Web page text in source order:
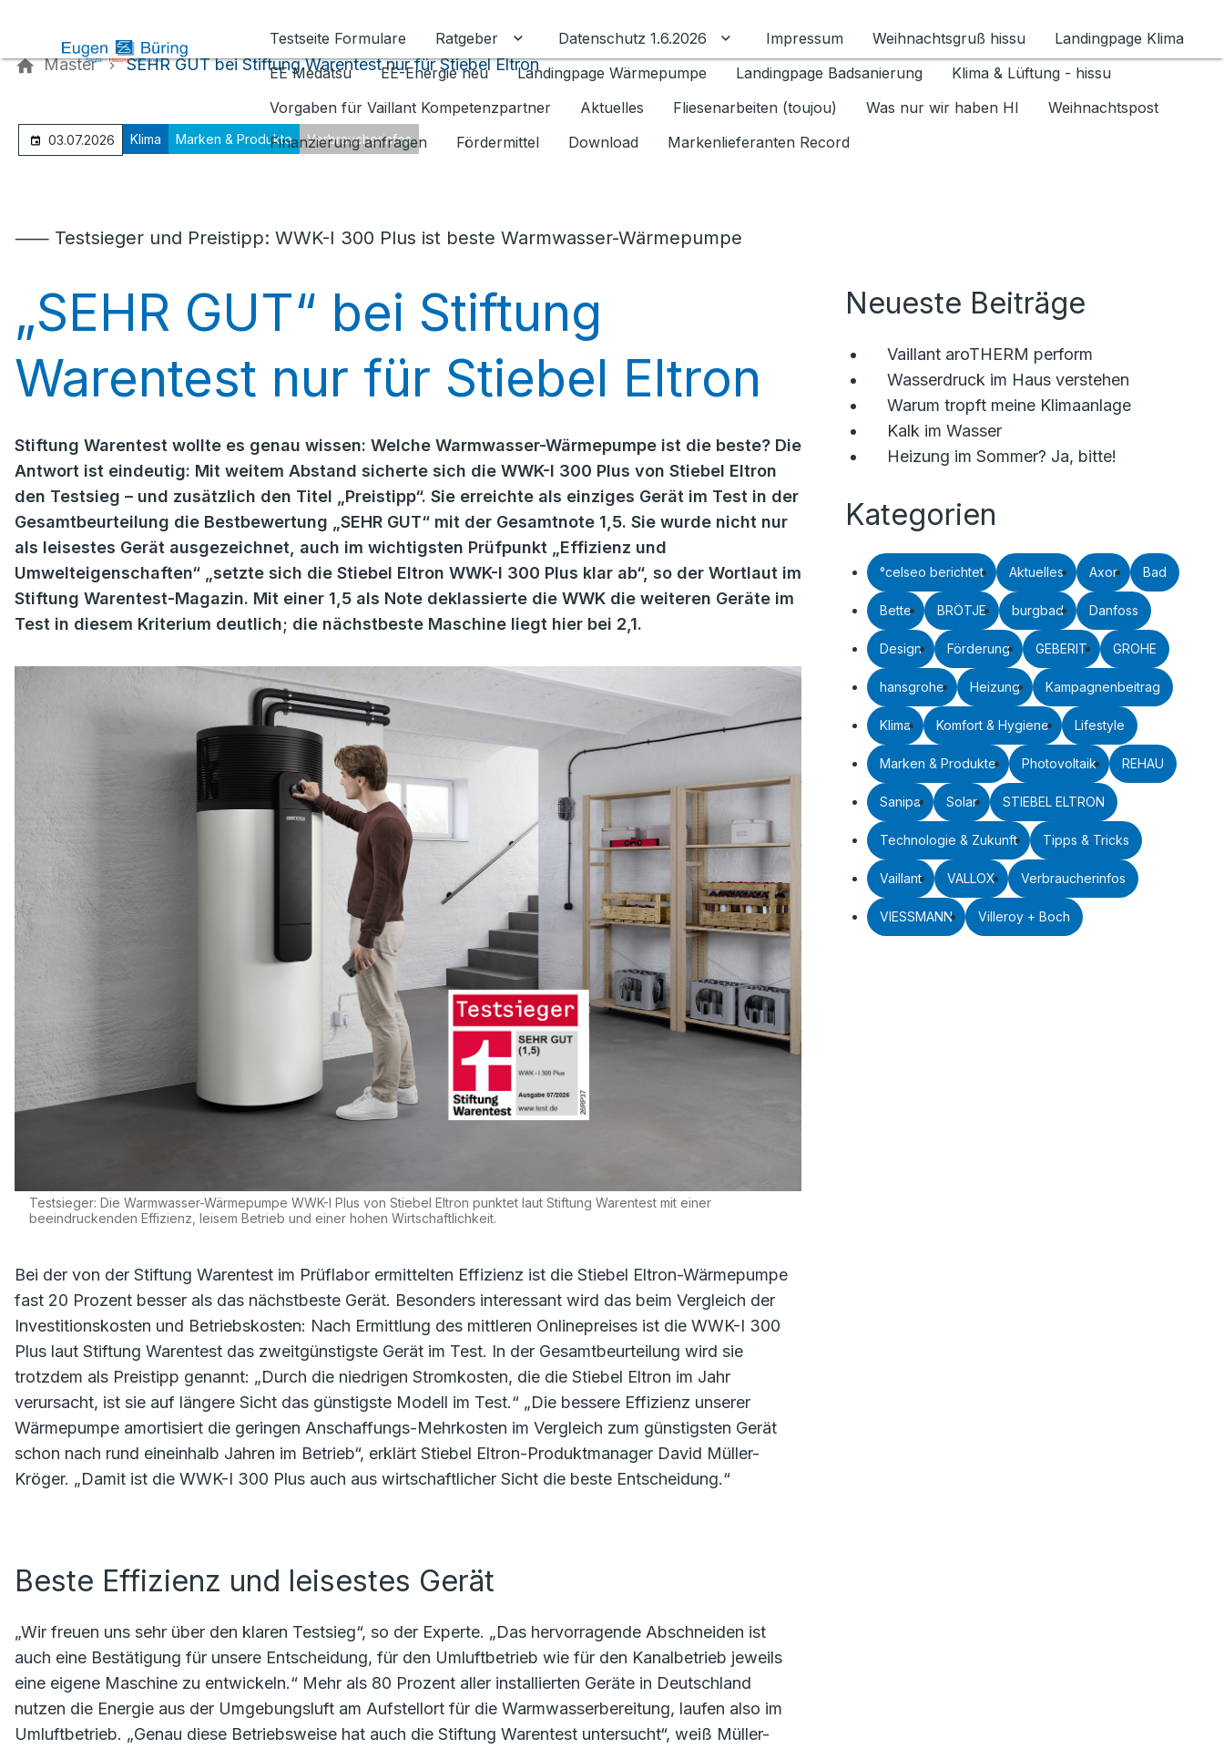
Testseite Formulare
Ratgeber Untermenü für Ratgeber umschalten
Datenschutz 1.6.2026 Untermenü für Datenschutz 1.6.2026 umschalten
Impressum Weihnachtsgruß hissu
Landingpage Klima
EE Medatsu
EE-Energie neu Landingpage Wärmepumpe Landingpage Badsanierung
Klima & Lüftung - hissu
Vorgaben für Vaillant Kompetenzpartner
Aktuelles Fliesenarbeiten (toujou) Was nur wir haben HI
Weihnachtspost
Finanzierung anfragen
Fördermittel Download Markenlieferanten Record
Master SEHR GUT bei Stiftung Warentest nur für Stiebel Eltron
03.07.2026 Klima Marken & Produkte Verbraucherinfos
⸺ Testsieger und Preistipp: WWK-I 300 Plus ist beste Warmwasser-Wärmepumpe
„SEHR GUT“ bei Stiftung
Warentest nur für Stiebel Eltron
Stiftung Warentest wollte es genau wissen: Welche Warmwasser-Wärmepumpe ist die beste? Die
Antwort ist eindeutig: Mit weitem Abstand sicherte sich die WWK-I 300 Plus von Stiebel Eltron
den Testsieg – und zusätzlich den Titel „Preistipp“. Sie erreichte als einziges Gerät im Test in der
Gesamtbeurteilung die Bestbewertung „SEHR GUT“ mit der Gesamtnote 1,5. Sie wurde nicht nur
als leisestes Gerät ausgezeichnet, auch im wichtigsten Prüfpunkt „Effizienz und
Umwelteigenschaften“ „setzte sich die Stiebel Eltron WWK-I 300 Plus klar ab“, so der Wortlaut im
Stiftung Warentest-Magazin. Mit einer 1,5 als Note deklassierte die WWK die weiteren Geräte im
Test in diesem Kriterium deutlich; die nächstbeste Maschine liegt hier bei 2,1.
Testsieger: Die Warmwasser-Wärmepumpe WWK-I Plus von Stiebel Eltron punktet laut Stiftung Warentest mit einer
beeindruckenden Effizienz, leisem Betrieb und einer hohen Wirtschaftlichkeit.
Bei der von der Stiftung Warentest im Prüflabor ermittelten Effizienz ist die Stiebel Eltron-Wärmepumpe
fast 20 Prozent besser als das nächstbeste Gerät. Besonders interessant wird das beim Vergleich der
Investitionskosten und Betriebskosten: Nach Ermittlung des mittleren Onlinepreises ist die WWK-I 300
Plus laut Stiftung Warentest das zweitgünstigste Gerät im Test. In der Gesamtbeurteilung wird sie
trotzdem als Preistipp genannt: „Durch die niedrigen Stromkosten, die die Stiebel Eltron im Jahr
verursacht, ist sie auf längere Sicht das günstigste Modell im Test.“ „Die bessere Effizienz unserer
Wärmepumpe amortisiert die geringen Anschaffungs-Mehrkosten im Vergleich zum günstigsten Gerät
schon nach rund eineinhalb Jahren im Betrieb“, erklärt Stiebel Eltron-Produktmanager David Müller-
Kröger. „Damit ist die WWK-I 300 Plus auch aus wirtschaftlicher Sicht die beste Entscheidung.“
Beste Effizienz und leisestes Gerät
„Wir freuen uns sehr über den klaren Testsieg“, so der Experte. „Das hervorragende Abschneiden ist
auch eine Bestätigung für unsere Entscheidung, für den Umluftbetrieb wie für den Kanalbetrieb jeweils
eine eigene Maschine zu entwickeln.“ Mehr als 80 Prozent aller installierten Geräte in Deutschland
nutzen die Energie aus der Umgebungsluft am Aufstellort für die Warmwasserbereitung, laufen also im
Umluftbetrieb. „Genau diese Betriebsweise hat auch die Stiftung Warentest untersucht“, weiß Müller-
Neueste Beiträge
Vaillant aroTHERM perform
Wasserdruck im Haus verstehen
Warum tropft meine Klimaanlage
Kalk im Wasser
Heizung im Sommer? Ja, bitte!
Kategorien
°celseo berichtet Aktuelles Axor Bad
Bette BRÖTJE burgbad Danfoss
Design Förderung GEBERIT GROHE
hansgrohe Heizung Kampagnenbeitrag
Klima Komfort & Hygiene Lifestyle
Marken & Produkte Photovoltaik REHAU
Sanipa Solar STIEBEL ELTRON
Technologie & Zukunft Tipps & Tricks
Vaillant VALLOX Verbraucherinfos
VIESSMANN Villeroy + Boch